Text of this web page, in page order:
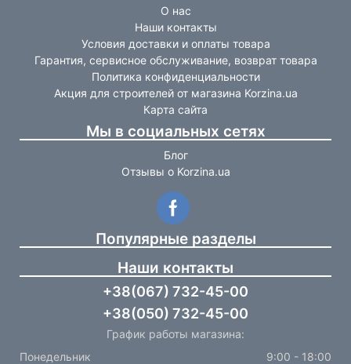
О нас
Наши контакты
Условия доставки и оплаты товара
Гарантия, сервисное обслуживание, возврат товара
Политика конфиденциальности
Акция для строителей от магазина Korzina.ua
Карта сайта
Мы в социальных сетях
Блог
Отзывы о Korzina.ua
Популярные разделы
Наши контакты
+38(067) 732-45-00
+38(050) 732-45-00
График работы магазина:
Понедельник
9:00 - 18:00